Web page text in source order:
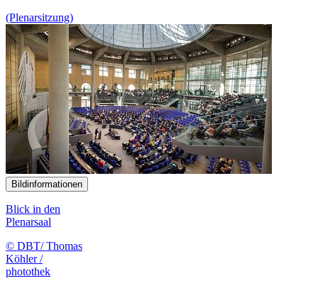
(Plenarsitzung)
Bildinformationen
Blick in den
Plenarsaal
© DBT/ Thomas
Köhler /
photothek